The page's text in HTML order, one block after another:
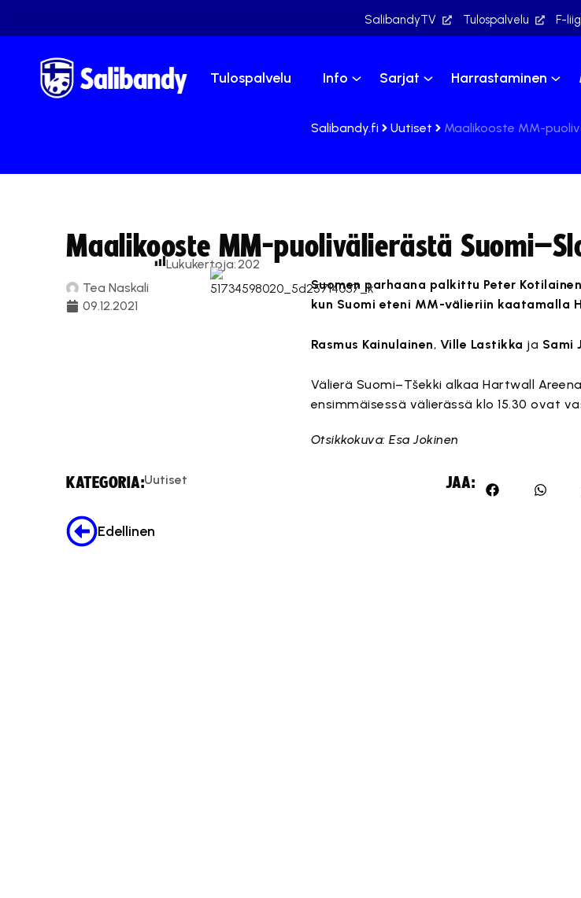
SalibandyTV Tulospalvelu F-
Tulospalvelu Info Sarjat Harrastaminen
Salibandy.fi Uutiset Maalikooste MM-
Maalikooste MM-puolivälierästä
Tea Naskali
09.12.2021
Lukukertoja:202
Suomen parhaana palkittu Peter
kun Suomi eteni MM-välieriin kaatamalla
Rasmus Kainulainen, Ville Lastikka ja Sami
Välierä Suomi–Tšekki alkaa Hartwall
ensimmäisessä välierässä klo 15.30 ovat
Otsikkokuva: Esa Jokinen
KATEGORIA:Uutiset JAA:
Edellinen